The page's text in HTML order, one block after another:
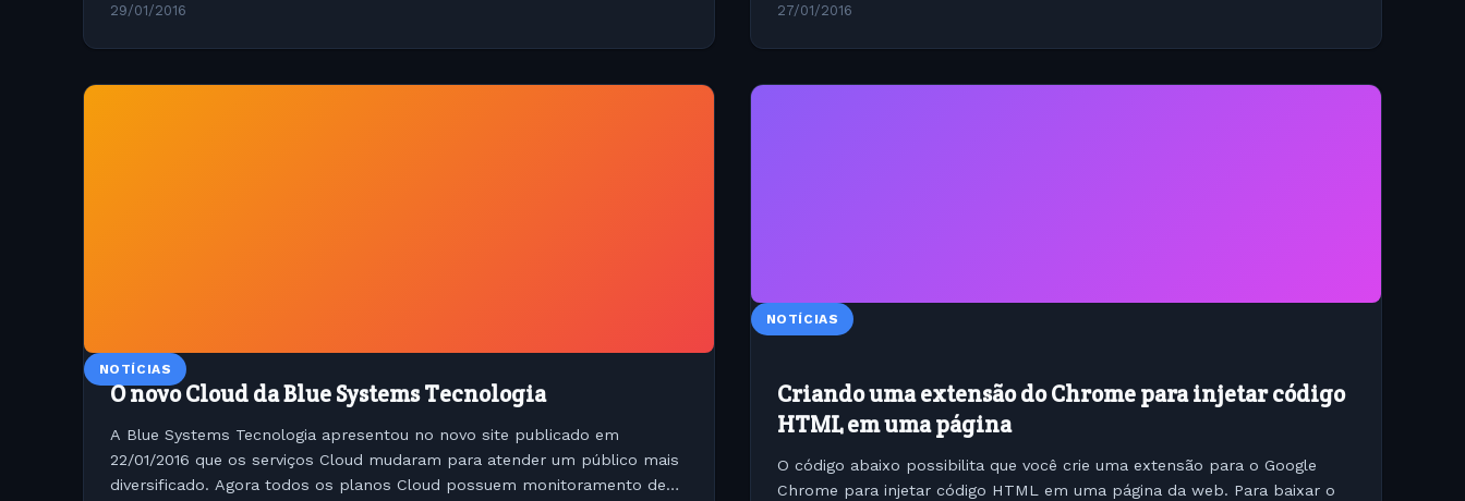
29/01/2016 27/01/2016
NOTÍCIAS
O novo Cloud da Blue Systems Tecnologia
A Blue Systems Tecnologia apresentou no novo site publicado em
22/01/2016 que os serviços Cloud mudaram para atender um público mais
diversificado. Agora todos os planos Cloud possuem monitoramento de
NOTÍCIAS
Criando uma extensão do Chrome para injetar código
HTML em uma página
O código abaixo possibilita que você crie uma extensão para o Google
Chrome para injetar código HTML em uma página da web. Para baixar o